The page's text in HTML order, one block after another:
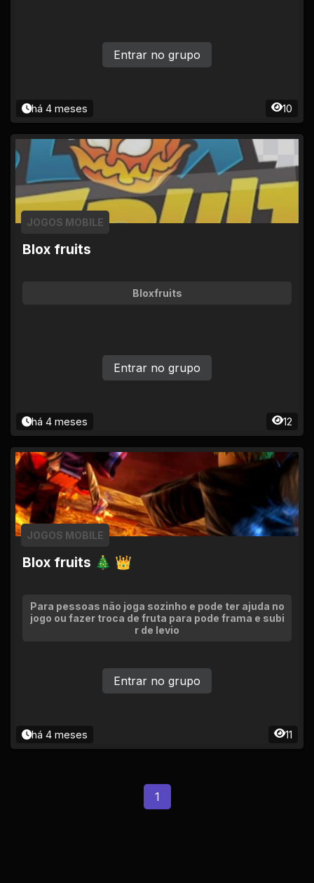
há 4 meses 10
Entrar no grupo
Blox fruits
JOGOS MOBILE
Bloxfruits
há 4 meses 12
Entrar no grupo
Blox fruits 🎄 👑
JOGOS MOBILE
Para pessoas não joga sozinho e pode ter ajuda no
jogo ou fazer troca de fruta para pode frama e subi
r de levio
há 4 meses 11
Entrar no grupo
1